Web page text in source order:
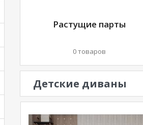
Растущие парты
0 товаров
Детские диваны